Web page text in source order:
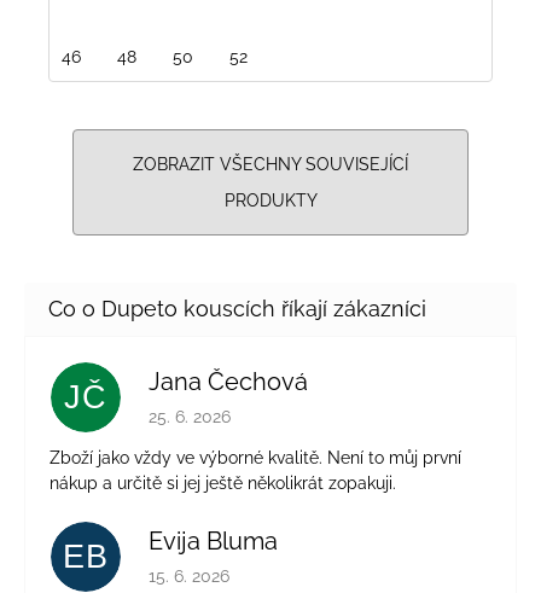
46 48 50 52
ZOBRAZIT VŠECHNY SOUVISEJÍCÍ
PRODUKTY
JČ Jana Čechová
Hodnocení obchodu je 5 z 5 hvězdiček.
25. 6. 2026
Zboží jako vždy ve výborné kvalitě. Není to můj první
nákup a určitě si jej ještě několikrát zopakuji.
EB Evija Bluma
Hodnocení obchodu je 5 z 5 hvězdiček.
15. 6. 2026